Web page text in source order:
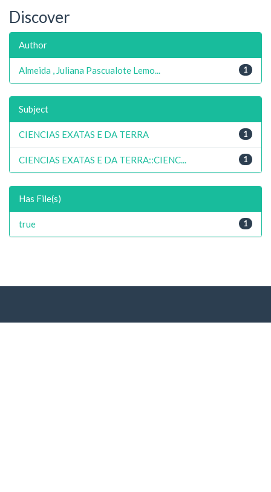
Discover
Author
1
Almeida , Juliana Pascualote Lemo...
Subject
1
CIENCIAS EXATAS E DA TERRA
1
CIENCIAS EXATAS E DA TERRA::CIENC...
Has File(s)
1
true